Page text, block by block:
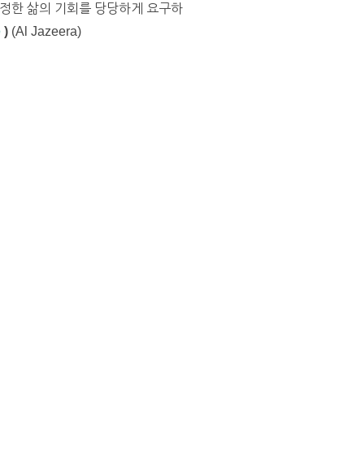
한 삶의 기회를 당당하게 요구하
) (Al Jazeera)